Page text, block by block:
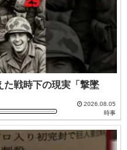
た戦時下の現実「撃墜
2026.08.05
時事